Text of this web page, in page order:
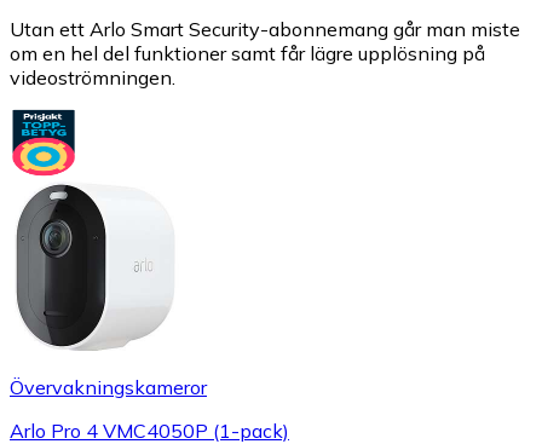
Utan ett Arlo Smart Security-abonnemang går man miste
om en hel del funktioner samt får lägre upplösning på
videoströmningen.
Övervakningskameror
Arlo Pro 4 VMC4050P (1-pack)